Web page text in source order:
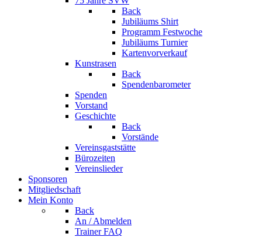
Back
Jubiläums Shirt
Programm Festwoche
Jubiläums Turnier
Kartenvorverkauf
Kunstrasen
Back
Spendenbarometer
Spenden
Vorstand
Geschichte
Back
Vorstände
Vereinsgaststätte
Bürozeiten
Vereinslieder
Sponsoren
Mitgliedschaft
Mein Konto
Back
An / Abmelden
Trainer FAQ